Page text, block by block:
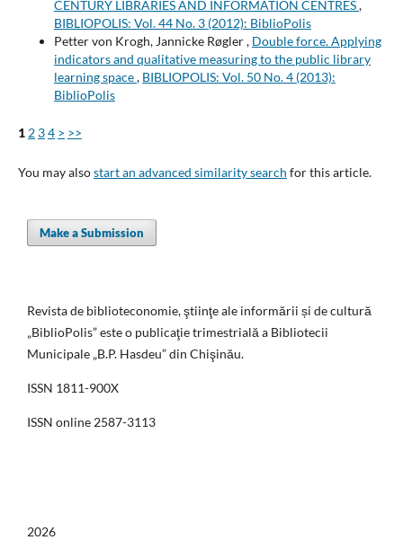
CENTURY LIBRARIES AND INFORMATION CENTRES,
BIBLIOPOLIS: Vol. 44 No. 3 (2012): BiblioPolis
Petter von Krogh, Jannicke Røgler , Double force. Applying
indicators and qualitative measuring to the public library
learning space, BIBLIOPOLIS: Vol. 50 No. 4 (2013):
BiblioPolis
1 2 34 > >>
You may alsostart an advanced similarity search for this article.
Make a Submission
Revista de biblioteconomie, ştiinţe ale informării și de cultură
„BiblioPolis” este o publicaţie trimestrială a Bibliotecii
Municipale „B.P. Hasdeu” din Chişinău.
ISSN 1811-900X
ISSN online 2587-3113
2026